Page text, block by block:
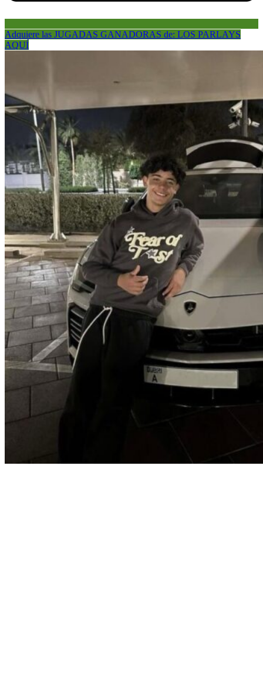
Adquiere las JUGADAS GANADORAS de: LOS PARLAYS
AQUÍ